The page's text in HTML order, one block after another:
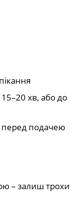
15–20 хв, або до
перед подачею
– залиш трохи